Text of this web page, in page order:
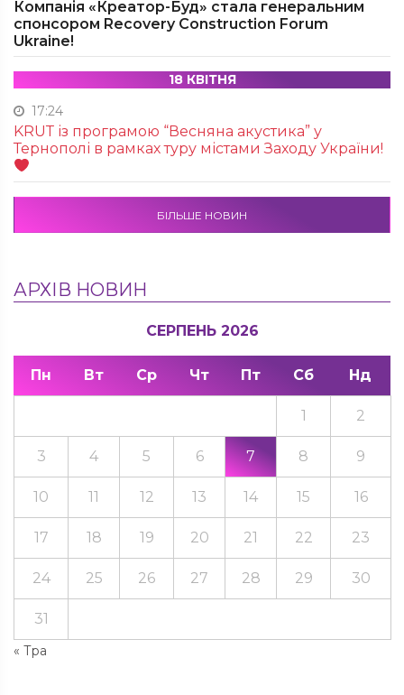
Компанія «Креатор-Буд» стала генеральним
спонсором Recovery Construction Forum
Ukraine!
18 КВІТНЯ
17:24
KRUТ із програмою “Весняна акустика” у
Тернополі в рамках туру містами Заходу України!
БІЛЬШЕ НОВИН
АРХІВ НОВИН
СЕРПЕНЬ 2026
Пн Вт Ср Чт Пт Сб Нд
« Тра
1 2
3 4 5 6 7 8 9
10 11 12 13 14 15 16
17 18 19 20 21 22 23
24 25 26 27 28 29 30
31